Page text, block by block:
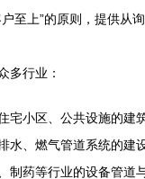
户至上”的原则，提供从
多行业：
宅小区、公共设施的建
水、燃气管道系统的建
制药等行业的设备管道